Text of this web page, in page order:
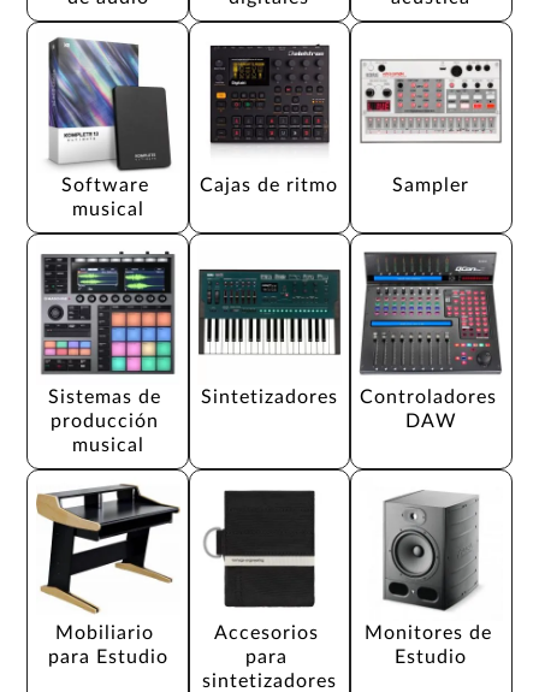
Software
musical
Cajas de ritmo Sampler
Sistemas de
producción
musical
Sintetizadores
Controladores
DAW
Mobiliario
para Estudio
Accesorios
para
sintetizadores
Monitores de
Estudio